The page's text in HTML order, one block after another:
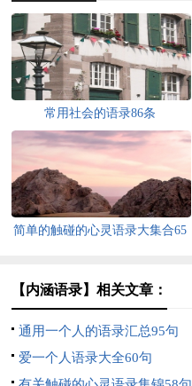
常用社会的语录86条
简单的触碰的心灵语录大集合65
【内涵语录】相关文章：
通用一个人的语录汇总95句
爱一个人语录大全60句